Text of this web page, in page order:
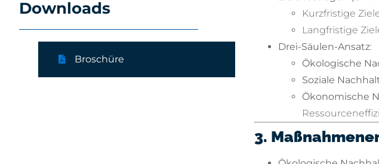
Downloads
Broschüre
Kurzfristige
Langfristige
Drei-Säulen-Ansatz:
Ökologische
Soziale
Ökonomische
3.